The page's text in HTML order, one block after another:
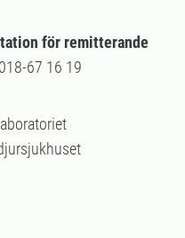
för remitterande
67 16 19